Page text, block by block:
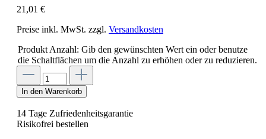
21,01 €
Preise inkl. MwSt. zzgl. Versandkosten
Produkt Anzahl: Gib den gewünschten Wert ein oder benutze
die Schaltflächen um die Anzahl zu erhöhen oder zu reduzieren.
In den Warenkorb
14 Tage Zufriedenheitsgarantie
Risikofrei bestellen